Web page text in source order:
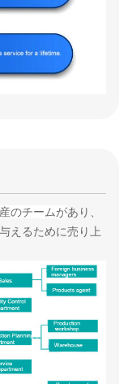
のチームがあり、
えるために売り上